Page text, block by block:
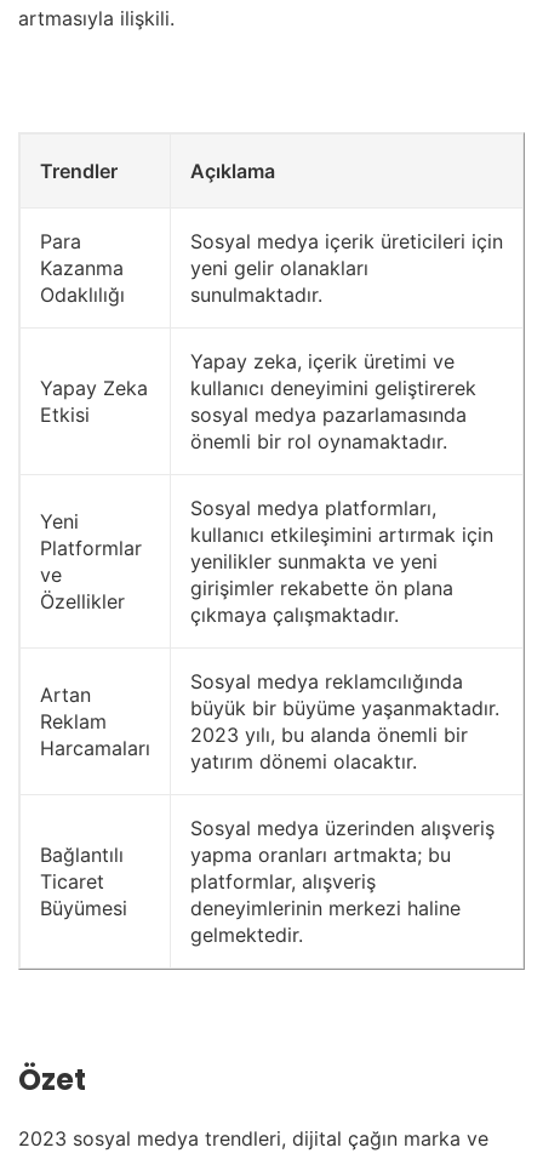
artmasıyla ilişkili.
Trendler Açıklama
Para
Kazanma
Odaklılığı
Sosyal medya içerik üreticileri için
yeni gelir olanakları
sunulmaktadır.
Yapay Zeka
Etkisi
Yapay zeka, içerik üretimi ve
kullanıcı deneyimini geliştirerek
sosyal medya pazarlamasında
önemli bir rol oynamaktadır.
Yeni
Platformlar
ve
Özellikler
Sosyal medya platformları,
kullanıcı etkileşimini artırmak için
yenilikler sunmakta ve yeni
girişimler rekabette ön plana
çıkmaya çalışmaktadır.
Artan
Reklam
Harcamaları
Sosyal medya reklamcılığında
büyük bir büyüme yaşanmaktadır.
2023 yılı, bu alanda önemli bir
yatırım dönemi olacaktır.
Bağlantılı
Ticaret
Büyümesi
Sosyal medya üzerinden alışveriş
yapma oranları artmakta; bu
platformlar, alışveriş
deneyimlerinin merkezi haline
gelmektedir.
Özet
2023 sosyal medya trendleri, dijital çağın marka ve